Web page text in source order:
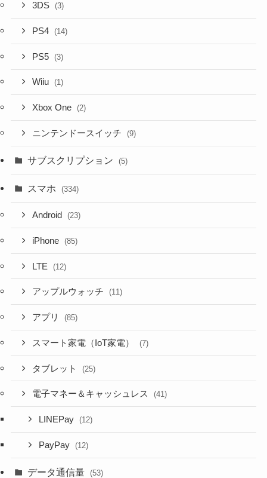
3DS (3)
PS4 (14)
PS5 (3)
Wiiu (1)
Xbox One (2)
ニンテンドースイッチ (9)
サブスクリプション (5)
スマホ (334)
Android (23)
iPhone (85)
LTE (12)
アップルウォッチ (11)
アプリ (85)
スマート家電（IoT家電） (7)
タブレット (25)
電子マネー＆キャッシュレス (41)
LINEPay (12)
PayPay (12)
データ通信量 (53)